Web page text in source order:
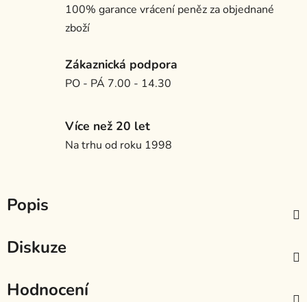
100% garance vrácení peněz za objednané
zboží
Zákaznická podpora
PO - PÁ 7.00 - 14.30
Více než 20 let
Na trhu od roku 1998
Popis
Diskuze
Hodnocení